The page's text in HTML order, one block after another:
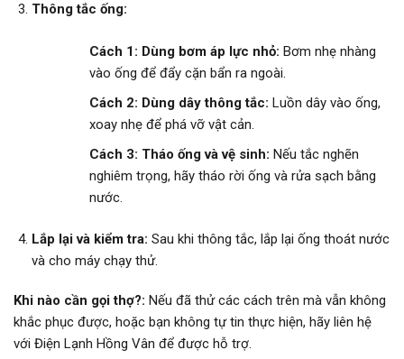
Thông tắc ống:
Cách 1: Dùng bơm áp lực nhỏ: Bơm nhẹ nhàng
vào ống để đẩy cặn bẩn ra ngoài.
Cách 2: Dùng dây thông tắc: Luồn dây vào ống,
xoay nhẹ để phá vỡ vật cản.
Cách 3: Tháo ống và vệ sinh: Nếu tắc nghẽn
nghiêm trọng, hãy tháo rời ống và rửa sạch bằng
nước.
Lắp lại và kiểm tra: Sau khi thông tắc, lắp lại ống thoát nước
và cho máy chạy thử.
Khi nào cần gọi thợ?: Nếu đã thử các cách trên mà vẫn không
khắc phục được, hoặc bạn không tự tin thực hiện, hãy liên hệ
với Điện Lạnh Hồng Vân để được hỗ trợ.